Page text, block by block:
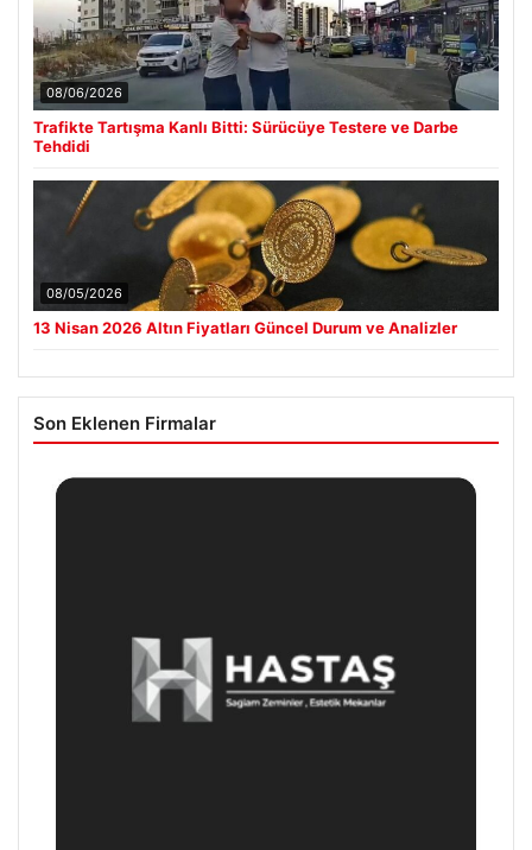
08/06/2026
Trafikte Tartışma Kanlı Bitti: Sürücüye Testere ve Darbe
Tehdidi
08/05/2026
13 Nisan 2026 Altın Fiyatları Güncel Durum ve Analizler
Son Eklenen Firmalar